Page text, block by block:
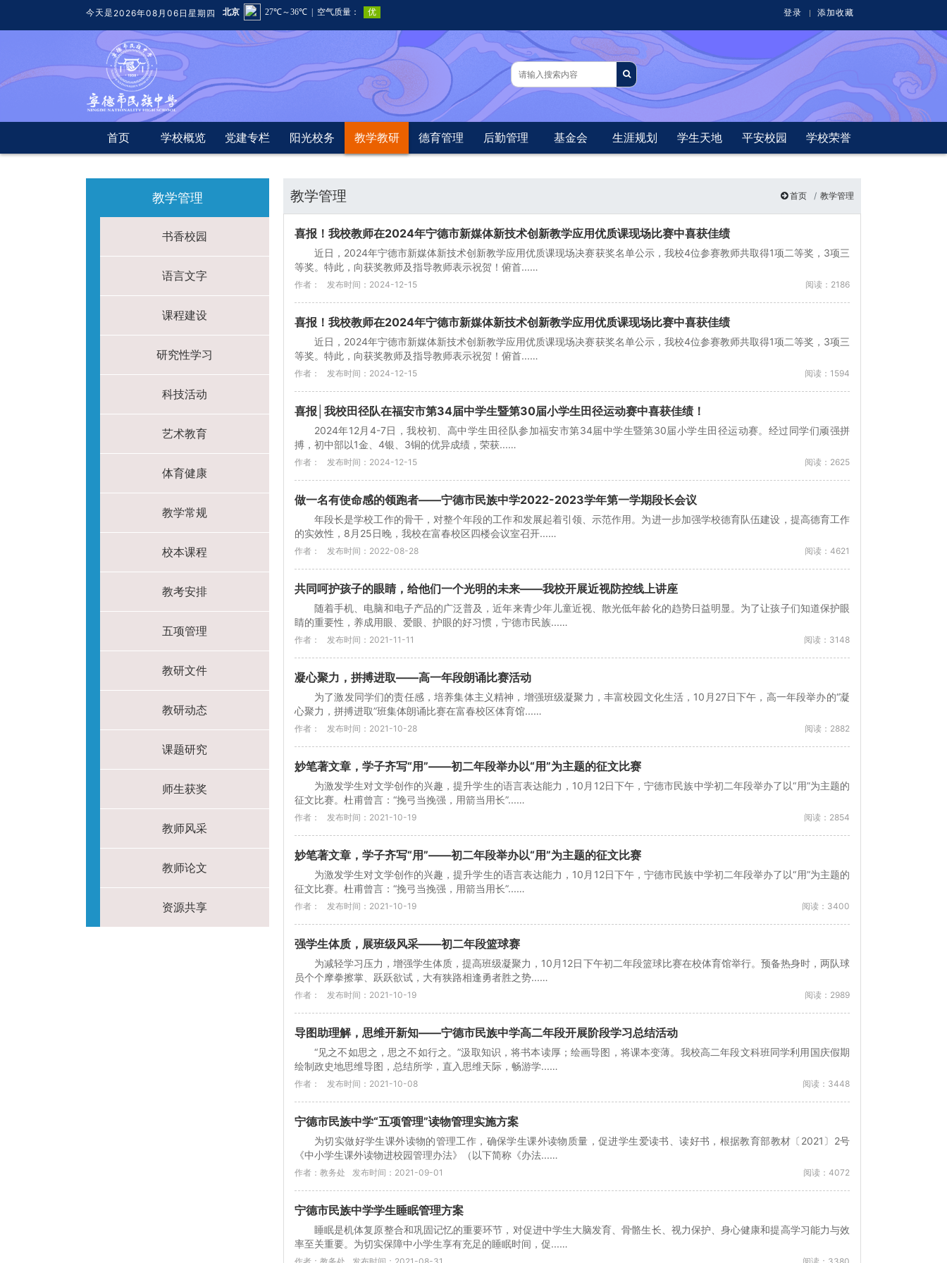
今天是 2026年08月06日星期四 登录 添加收藏
首页 学校概览 党建专栏 阳光校务 教学教研 德育管理 后勤管理 基金会 生涯规划 学生天地 平安校园 学校荣誉
教学管理
书香校园
语言文字
课程建设
研究性学习
科技活动
艺术教育
体育健康
教学常规
校本课程
教考安排
五项管理
教研文件
教研动态
课题研究
师生获奖
教师风采
教师论文
资源共享
教学管理 首页 教学管理
喜报！我校教师在2024年宁德市新媒体新技术创新教学应用优质课现场比赛中喜获佳绩
近日，2024年宁德市新媒体新技术创新教学应用优质课现场决赛获奖名单公示，我校4位参赛教师共取得1项二等奖，3项三
等奖。特此，向获奖教师及指导教师表示祝贺！俯首...…
作者： 发布时间：2024-12-15 阅读：2186
喜报！我校教师在2024年宁德市新媒体新技术创新教学应用优质课现场比赛中喜获佳绩
近日，2024年宁德市新媒体新技术创新教学应用优质课现场决赛获奖名单公示，我校4位参赛教师共取得1项二等奖，3项三
等奖。特此，向获奖教师及指导教师表示祝贺！俯首...…
作者： 发布时间：2024-12-15 阅读：1594
喜报│我校田径队在福安市第34届中学生暨第30届小学生田径运动赛中喜获佳绩！
2024年12月4-7日，我校初、高中学生田径队参加福安市第34届中学生暨第30届小学生田径运动赛。经过同学们顽强拼
搏，初中部以1金、4银、3铜的优异成绩，荣获...…
作者： 发布时间：2024-12-15 阅读：2625
做一名有使命感的领跑者——宁德市民族中学2022-2023学年第一学期段长会议
年段长是学校工作的骨干，对整个年段的工作和发展起着引领、示范作用。为进一步加强学校德育队伍建设，提高德育工作
的实效性，8月25日晚，我校在富春校区四楼会议室召开...…
作者： 发布时间：2022-08-28 阅读：4621
共同呵护孩子的眼睛，给他们一个光明的未来——我校开展近视防控线上讲座
随着手机、电脑和电子产品的广泛普及，近年来青少年儿童近视、散光低年龄化的趋势日益明显。为了让孩子们知道保护眼
睛的重要性，养成用眼、爱眼、护眼的好习惯，宁德市民族...…
作者： 发布时间：2021-11-11 阅读：3148
凝心聚力，拼搏进取——高一年段朗诵比赛活动
为了激发同学们的责任感，培养集体主义精神，增强班级凝聚力，丰富校园文化生活，10月27日下午，高一年段举办的“凝
心聚力，拼搏进取”班集体朗诵比赛在富春校区体育馆...…
作者： 发布时间：2021-10-28 阅读：2882
妙笔著文章，学子齐写“用”——初二年段举办以“用”为主题的征文比赛
为激发学生对文学创作的兴趣，提升学生的语言表达能力，10月12日下午，宁德市民族中学初二年段举办了以“用”为主题的
征文比赛。杜甫曾言：“挽弓当挽强，用箭当用长”...…
作者： 发布时间：2021-10-19 阅读：2854
妙笔著文章，学子齐写“用”——初二年段举办以“用”为主题的征文比赛
为激发学生对文学创作的兴趣，提升学生的语言表达能力，10月12日下午，宁德市民族中学初二年段举办了以“用”为主题的
征文比赛。杜甫曾言：“挽弓当挽强，用箭当用长”...…
作者： 发布时间：2021-10-19 阅读：3400
强学生体质，展班级风采——初二年段篮球赛
为减轻学习压力，增强学生体质，提高班级凝聚力，10月12日下午初二年段篮球比赛在校体育馆举行。预备热身时，两队球
员个个摩拳擦掌、跃跃欲试，大有狭路相逢勇者胜之势...…
作者： 发布时间：2021-10-19 阅读：2989
导图助理解，思维开新知——宁德市民族中学高二年段开展阶段学习总结活动
“见之不如思之，思之不如行之。”汲取知识，将书本读厚；绘画导图，将课本变薄。我校高二年段文科班同学利用国庆假期
绘制政史地思维导图，总结所学，直入思维天际，畅游学...…
作者： 发布时间：2021-10-08 阅读：3448
宁德市民族中学“五项管理”读物管理实施方案
为切实做好学生课外读物的管理工作，确保学生课外读物质量，促进学生爱读书、读好书，根据教育部教材〔2021〕2号
《中小学生课外读物进校园管理办法》（以下简称《办法...…
作者：教务处 发布时间：2021-09-01 阅读：4072
宁德市民族中学学生睡眠管理方案
睡眠是机体复原整合和巩固记忆的重要环节，对促进中学生大脑发育、骨骼生长、视力保护、身心健康和提高学习能力与效
率至关重要。为切实保障中小学生享有充足的睡眠时间，促...…